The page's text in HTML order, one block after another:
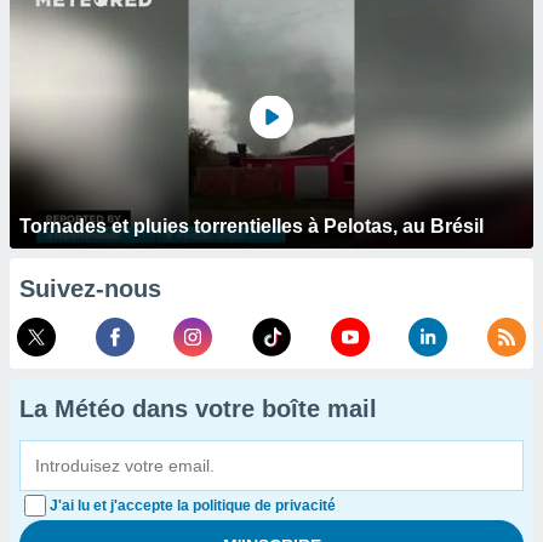
Tornades et pluies torrentielles à Pelotas, au Brésil
Suivez-nous
La Météo dans votre boîte mail
J'ai lu et j'accepte la politique de privacité